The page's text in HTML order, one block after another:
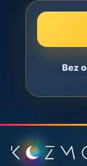
Bez
Podnožje